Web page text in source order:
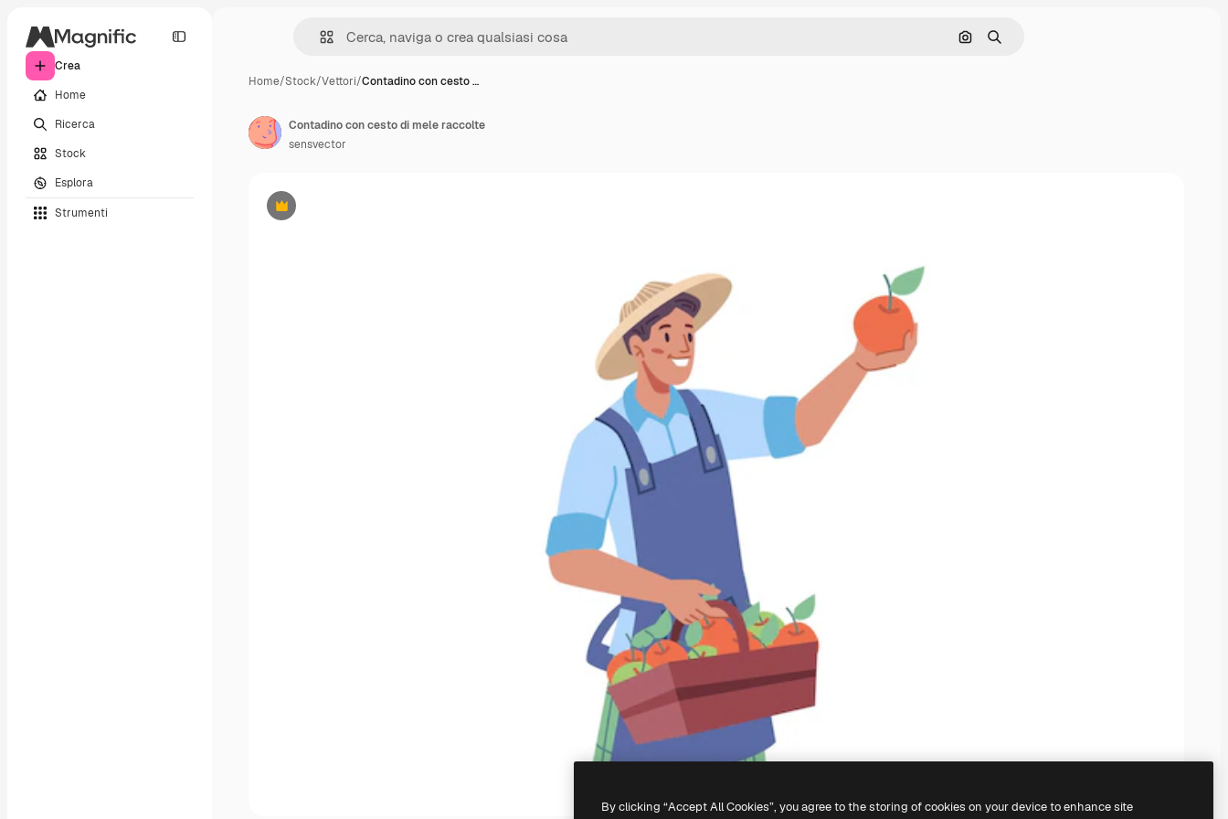
Crea
Home
Ricerca
Stock
Esplora
Strumenti
Cerca per immagine
Ricerca
Home/Stock/Vettori/Contadino con cesto …
Premium
Contadino con cesto di mele raccolte
sensvector
By clicking “Accept All Cookies”, you agree to the storing of cookies on your device to enhance site